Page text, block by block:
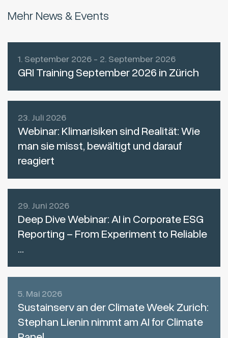
Mehr News & Events
1. September 2026 - 2. September 2026
GRI Training September 2026 in Zürich
23. Juli 2026
Webinar: Klimarisiken sind Realität: Wie
man sie misst, bewältigt und darauf
reagiert
29. Juni 2026
Deep Dive Webinar: AI in Corporate ESG
Reporting – From Experiment to Reliable
...
5. Mai 2026
Sustainserv an der Climate Week Zurich:
Stephan Lienin nimmt am AI for Climate